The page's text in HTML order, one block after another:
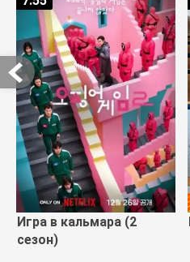
Игра в кальмара (2
сезон)